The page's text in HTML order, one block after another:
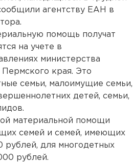
агентству ЕАН в
помощь получат
на учете в
министерства
Пермского края. Это
семьи, малоимущие семьи,
детей, семьи,
материальной помощи
семей и семей, имеющих
рублей, для многодетных
рублей.